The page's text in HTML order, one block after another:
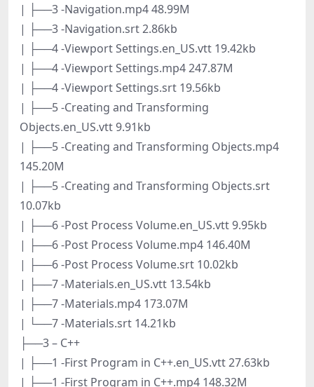
| ├──3 -Navigation.mp4 48.99M
| ├──3 -Navigation.srt 2.86kb
| ├──4 -Viewport Settings.en_US.vtt 19.42kb
| ├──4 -Viewport Settings.mp4 247.87M
| ├──4 -Viewport Settings.srt 19.56kb
| ├──5 -Creating and Transforming
Objects.en_US.vtt 9.91kb
| ├──5 -Creating and Transforming Objects.mp4
145.20M
| ├──5 -Creating and Transforming Objects.srt
10.07kb
| ├──6 -Post Process Volume.en_US.vtt 9.95kb
| ├──6 -Post Process Volume.mp4 146.40M
| ├──6 -Post Process Volume.srt 10.02kb
| ├──7 -Materials.en_US.vtt 13.54kb
| ├──7 -Materials.mp4 173.07M
| └──7 -Materials.srt 14.21kb
├──3 – C++
| ├──1 -First Program in C++.en_US.vtt 27.63kb
| ├──1 -First Program in C++.mp4 148.32M